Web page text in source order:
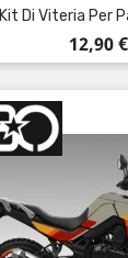
Kit Di Viteria Per
Prezzo
12,90 €